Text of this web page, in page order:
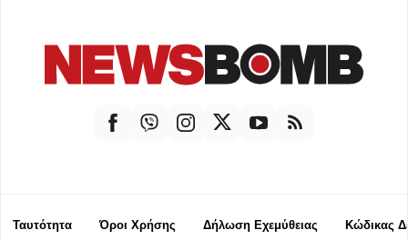
Ταυτότητα Όροι Χρήσης Δήλωση Εχεμύθειας Κώδικας